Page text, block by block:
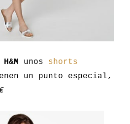
H&M unos shorts
un punto especial,